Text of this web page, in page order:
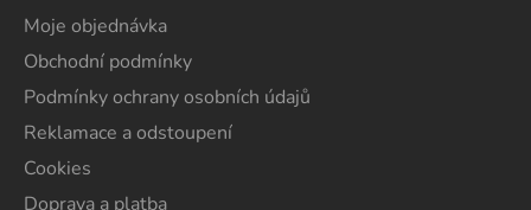
Moje objednávka
Obchodní podmínky
Podmínky ochrany osobních údajů
Reklamace a odstoupení
Cookies
Doprava a platba